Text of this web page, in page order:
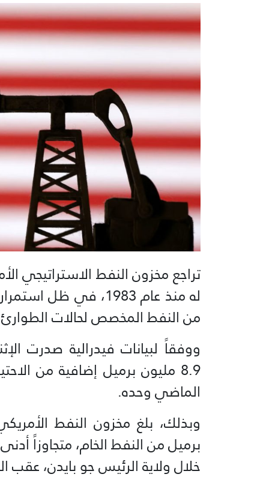
تراجع مخزون النفط
له منذ عام 1983، في
من النفط المخصص لحالات الطوارئ
ووفقاً لبيانات فيدرالية صدرت
8.9 مليون برميل إضافية من
الماضي وحده.
خلال ولاية الرئيس جو بايدن، عقب